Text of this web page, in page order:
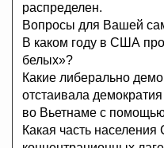
распределен.
Вопросы для Вашей
В каком году в США
белых»?
Какие либерально
отстаивала демократия
во Вьетнаме с
Какая часть